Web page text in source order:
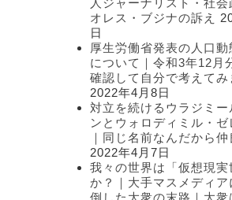
オレス・ブジナの訴え
日
厚生労働省発表の人口動
について｜令和3年12月
確認して自分で考えてみ
2022年4月8日
対立を続けるウラジミー
ンとウォロディミル・ゼ
｜同じ名前なんだから仲
2022年4月7日
我々の世界は「仮想現実
か？｜大手マスメディア
倒した大衆の末路｜大衆